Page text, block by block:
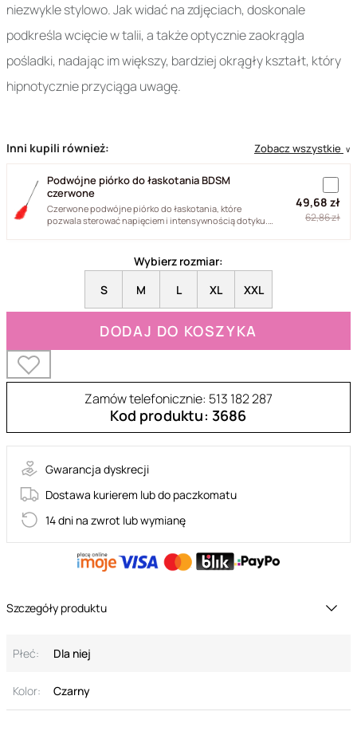
niezwykle stylowo. Jak widać na zdjęciach, doskonale
podkreśla wcięcie w talii, a także optycznie zaokrągla
pośladki, nadając im większy, bardziej okrągły kształt, który
hipnotycznie przyciąga uwagę.
Inni kupili również: Zobacz wszystkie ∨
Podwójne piórko do łaskotania BDSM
czerwone
Czerwone podwójne piórko do łaskotania, które
pozwala sterować napięciem i intensywnością dotyku.
49,68 zł
62,86 zł
Wybierz rozmiar:
S
M L XL XXL
DODAJ DO KOSZYKA
Zamów telefonicznie: 513 182 287
Kod produktu: 3686
Gwarancja dyskrecji
Dostawa kurierem lub do paczkomatu
14 dni na zwrot lub wymianę
Szczegóły produktu
Płeć: Dla niej
Kolor: Czarny